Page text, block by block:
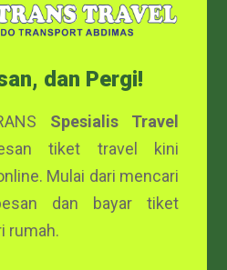
dan Pergi!
Spesialis Travel
tiket travel kini
Mulai dari mencari
dan bayar tiket
rumah.